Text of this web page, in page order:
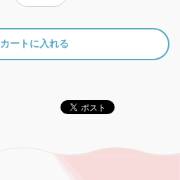
カートに入れる